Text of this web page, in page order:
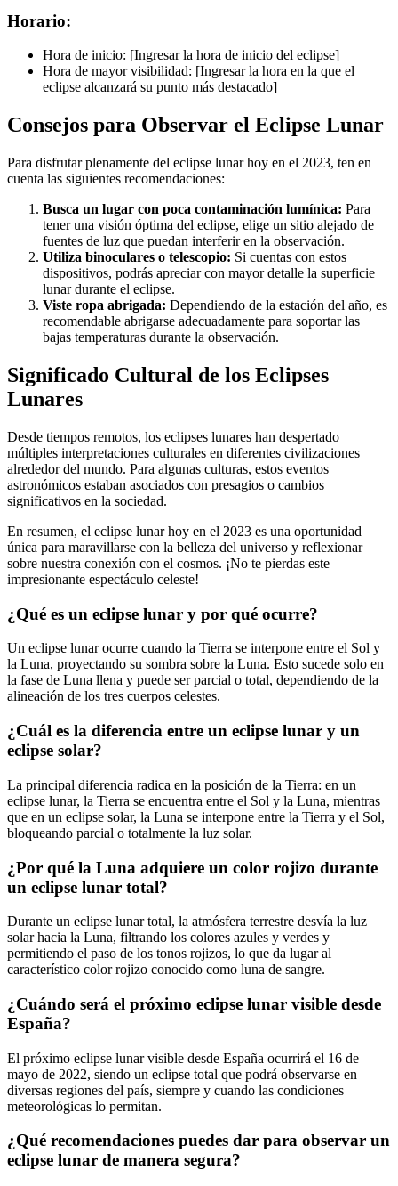
Horario:
Hora de inicio: [Ingresar la hora de inicio del eclipse]
Hora de mayor visibilidad: [Ingresar la hora en la que el
eclipse alcanzará su punto más destacado]
Consejos para Observar el Eclipse Lunar
Para disfrutar plenamente del eclipse lunar hoy en el 2023, ten en
cuenta las siguientes recomendaciones:
Busca un lugar con poca contaminación lumínica: Para
tener una visión óptima del eclipse, elige un sitio alejado de
fuentes de luz que puedan interferir en la observación.
Utiliza binoculares o telescopio: Si cuentas con estos
dispositivos, podrás apreciar con mayor detalle la superficie
lunar durante el eclipse.
Viste ropa abrigada: Dependiendo de la estación del año, es
recomendable abrigarse adecuadamente para soportar las
bajas temperaturas durante la observación.
Significado Cultural de los Eclipses
Lunares
Desde tiempos remotos, los eclipses lunares han despertado
múltiples interpretaciones culturales en diferentes civilizaciones
alrededor del mundo. Para algunas culturas, estos eventos
astronómicos estaban asociados con presagios o cambios
significativos en la sociedad.
En resumen, el eclipse lunar hoy en el 2023 es una oportunidad
única para maravillarse con la belleza del universo y reflexionar
sobre nuestra conexión con el cosmos. ¡No te pierdas este
impresionante espectáculo celeste!
¿Qué es un eclipse lunar y por qué ocurre?
Un eclipse lunar ocurre cuando la Tierra se interpone entre el Sol y
la Luna, proyectando su sombra sobre la Luna. Esto sucede solo en
la fase de Luna llena y puede ser parcial o total, dependiendo de la
alineación de los tres cuerpos celestes.
¿Cuál es la diferencia entre un eclipse lunar y un
eclipse solar?
La principal diferencia radica en la posición de la Tierra: en un
eclipse lunar, la Tierra se encuentra entre el Sol y la Luna, mientras
que en un eclipse solar, la Luna se interpone entre la Tierra y el Sol,
bloqueando parcial o totalmente la luz solar.
¿Por qué la Luna adquiere un color rojizo durante
un eclipse lunar total?
Durante un eclipse lunar total, la atmósfera terrestre desvía la luz
solar hacia la Luna, filtrando los colores azules y verdes y
permitiendo el paso de los tonos rojizos, lo que da lugar al
característico color rojizo conocido como luna de sangre.
¿Cuándo será el próximo eclipse lunar visible desde
España?
El próximo eclipse lunar visible desde España ocurrirá el 16 de
mayo de 2022, siendo un eclipse total que podrá observarse en
diversas regiones del país, siempre y cuando las condiciones
meteorológicas lo permitan.
¿Qué recomendaciones puedes dar para observar un
eclipse lunar de manera segura?